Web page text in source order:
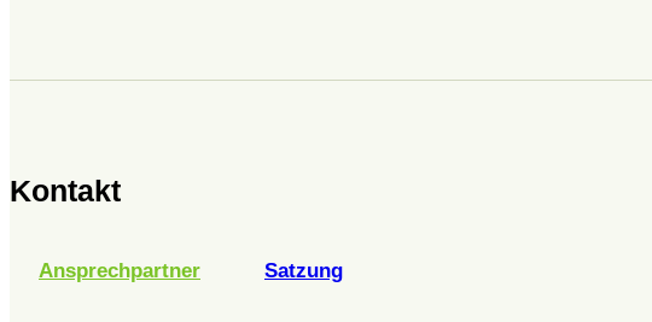
Kontakt
Ansprechpartner Satzung